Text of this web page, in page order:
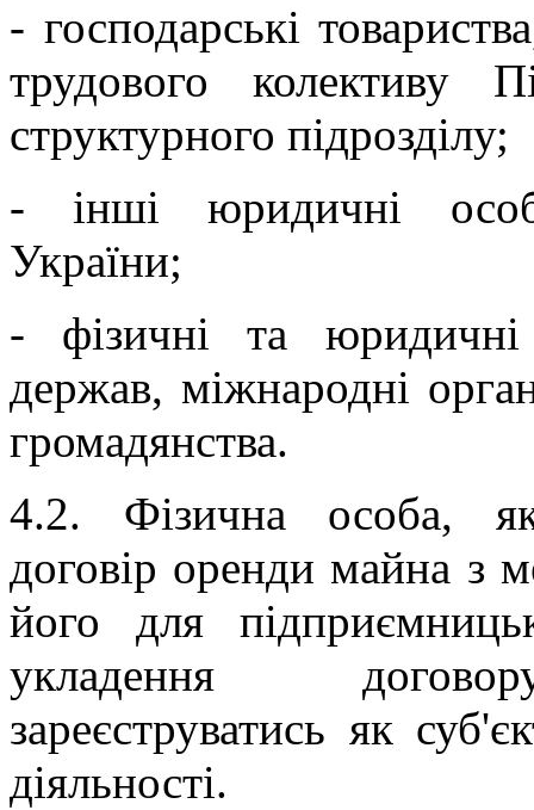
- господарські
трудового колективу
структурного підрозділу;
- інші юридичні
України;
- фізичні та
держав, міжнародні
громадянства.
4.2. Фізична особа,
договір оренди майна з
його для
укладення
зареєструватись як
діяльності.